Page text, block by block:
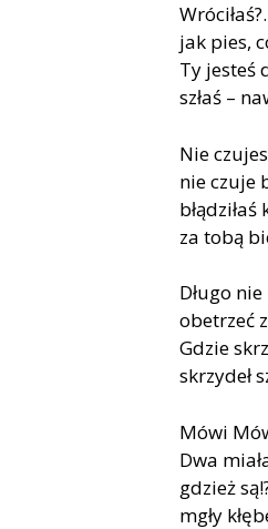
jak pies,
Ty je­steś
szłaś –
Nie
nie czu­je
za tobą
Dłu­go
obe­trzeć
Gdzie
skrzy­deł
Mówi
Dwa
gdzież
mgły